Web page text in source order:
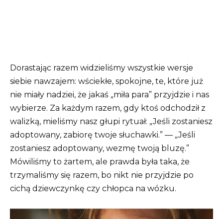
Dorastając razem widzieliśmy wszystkie wersje
siebie nawzajem: wściekłe, spokojne, te, które już
nie miały nadziei, że jakaś „miła para” przyjdzie i nas
wybierze. Za każdym razem, gdy ktoś odchodził z
walizką, mieliśmy nasz głupi rytuał: „Jeśli zostaniesz
adoptowany, zabiorę twoje słuchawki.” — „Jeśli
zostaniesz adoptowany, wezmę twoją bluzę.”
Mówiliśmy to żartem, ale prawda była taka, że
trzymaliśmy się razem, bo nikt nie przyjdzie po
cichą dziewczynkę czy chłopca na wózku.